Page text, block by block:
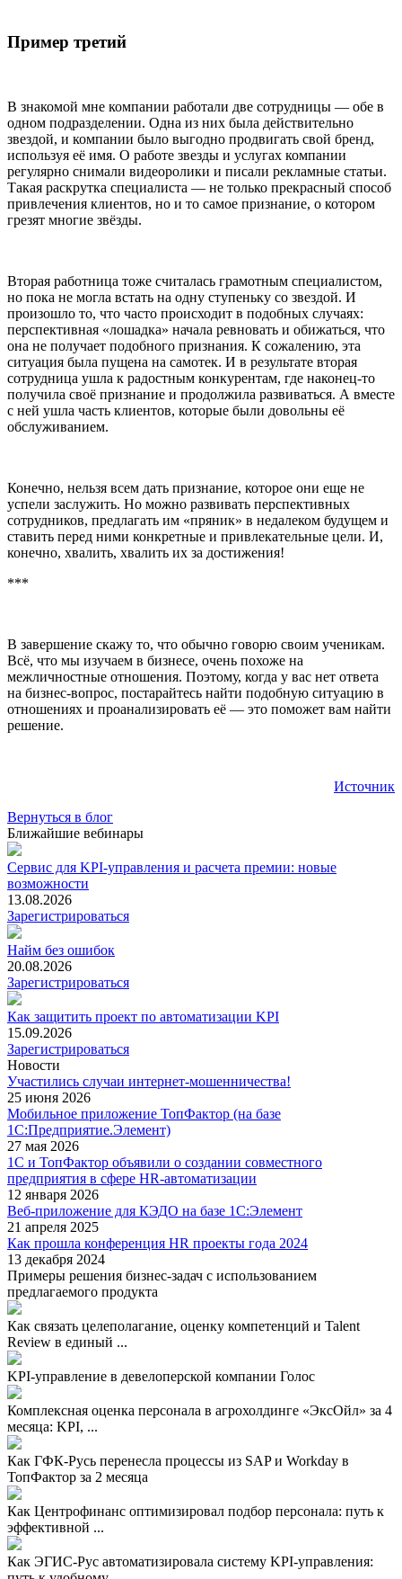
Пример третий
В знакомой мне компании работали две сотрудницы — обе в
одном подразделении. Одна из них была действительно
звездой, и компании было выгодно продвигать свой бренд,
используя её имя. О работе звезды и услугах компании
регулярно снимали видеоролики и писали рекламные статьи.
Такая раскрутка специалиста — не только прекрасный способ
привлечения клиентов, но и то самое признание, о котором
грезят многие звёзды.
Вторая работница тоже считалась грамотным специалистом,
но пока не могла встать на одну ступеньку со звездой. И
произошло то, что часто происходит в подобных случаях:
перспективная «лошадка» начала ревновать и обижаться, что
она не получает подобного признания. К сожалению, эта
ситуация была пущена на самотек. И в результате вторая
сотрудница ушла к радостным конкурентам, где наконец-то
получила своё признание и продолжила развиваться. А вместе
с ней ушла часть клиентов, которые были довольны её
обслуживанием.
Конечно, нельзя всем дать признание, которое они еще не
успели заслужить. Но можно развивать перспективных
сотрудников, предлагать им «пряник» в недалеком будущем и
ставить перед ними конкретные и привлекательные цели. И,
конечно, хвалить, хвалить их за достижения!
***
В завершение скажу то, что обычно говорю своим ученикам.
Всё, что мы изучаем в бизнесе, очень похоже на
межличностные отношения. Поэтому, когда у вас нет ответа
на бизнес-вопрос, постарайтесь найти подобную ситуацию в
отношениях и проанализировать её — это поможет вам найти
решение.
Источник
Вернуться в блог
Ближайшие вебинары
Сервис для KPI-управления и расчета премии: новые
возможности
13.08.2026
Зарегистрироваться
Найм без ошибок
20.08.2026
Зарегистрироваться
Как защитить проект по автоматизации KPI
15.09.2026
Зарегистрироваться
Новости
Участились случаи интернет-мошенничества!
25 июня 2026
Мобильное приложение ТопФактор (на базе
1С:Предприятие.Элемент)
27 мая 2026
1С и ТопФактор объявили о создании совместного
предприятия в сфере HR-автоматизации
12 января 2026
Веб-приложение для КЭДО на базе 1С:Элемент
21 апреля 2025
Как прошла конференция HR проекты года 2024
13 декабря 2024
Примеры решения бизнес-задач с использованием
предлагаемого продукта
Как связать целеполагание, оценку компетенций и Talent
Review в единый ...
KPI-управление в девелоперской компании Голос
Комплексная оценка персонала в агрохолдинге «ЭксОйл» за 4
месяца: KPI, ...
Как ГФК-Русь перенесла процессы из SAP и Workday в
ТопФактор за 2 месяца
Как Центрофинанс оптимизировал подбор персонала: путь к
эффективной ...
Как ЭГИС-Рус автоматизировала систему KPI-управления: